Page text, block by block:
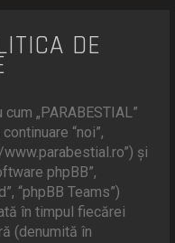
DE
„PARABESTIAL”
“noi”,
www.parabestial.ro”) şi
phpBB”,
“phpBB Teams”)
în timpul fiecărei
(denumită în